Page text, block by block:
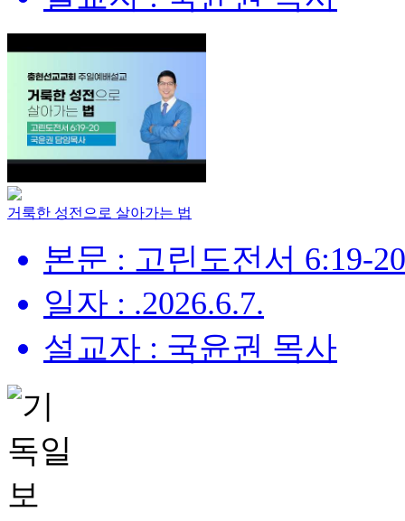
거룩한 성전으로 살아가는 법
본문 : 고린도전서 6:19-20
일자 : .2026.6.7.
설교자 : 국윤권 목사